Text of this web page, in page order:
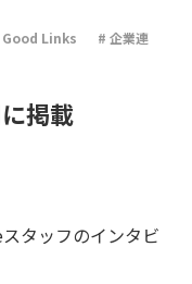
Good Links
企業連
掲載
タッフのインタビ